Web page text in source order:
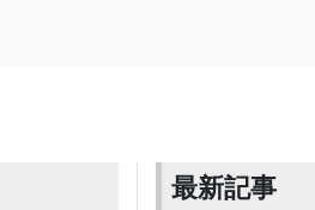
最新記事